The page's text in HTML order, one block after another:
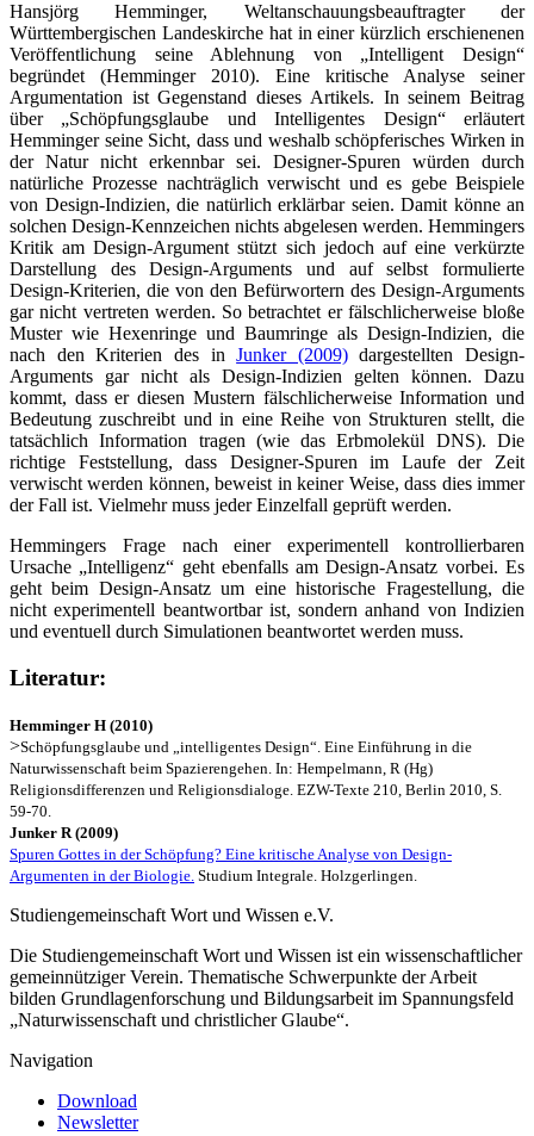
Hansjörg Hemminger, Weltanschauungsbeauftragter der
Württembergischen Landeskirche hat in einer kürzlich erschienenen
Veröffentlichung seine Ablehnung von „Intelligent Design“
begründet (Hemminger 2010). Eine kritische Analyse seiner
Argumentation ist Gegenstand dieses Artikels. In seinem Beitrag
über „Schöpfungsglaube und Intelligentes Design“ erläutert
Hemminger seine Sicht, dass und weshalb schöpferisches Wirken in
der Natur nicht erkennbar sei. Designer-Spuren würden durch
natürliche Prozesse nachträglich verwischt und es gebe Beispiele
von Design-Indizien, die natürlich erklärbar seien. Damit könne an
solchen Design-Kennzeichen nichts abgelesen werden. Hemmingers
Kritik am Design-Argument stützt sich jedoch auf eine verkürzte
Darstellung des Design-Arguments und auf selbst formulierte
Design-Kriterien, die von den Befürwortern des Design-Arguments
gar nicht vertreten werden. So betrachtet er fälschlicherweise bloße
Muster wie Hexenringe und Baumringe als Design-Indizien, die
nach den Kriterien des inJunker (2009)dargestellten Design-
Arguments gar nicht als Design-Indizien gelten können. Dazu
kommt, dass er diesen Mustern fälschlicherweise Information und
Bedeutung zuschreibt und in eine Reihe von Strukturen stellt, die
tatsächlich Information tragen (wie das Erbmolekül DNS). Die
richtige Feststellung, dass Designer-Spuren im Laufe der Zeit
verwischt werden können, beweist in keiner Weise, dass dies immer
der Fall ist. Vielmehr muss jeder Einzelfall geprüft werden.
Hemmingers Frage nach einer experimentell kontrollierbaren
Ursache „Intelligenz“ geht ebenfalls am Design-Ansatz vorbei. Es
geht beim Design-Ansatz um eine historische Fragestellung, die
nicht experimentell beantwortbar ist, sondern anhand von Indizien
und eventuell durch Simulationen beantwortet werden muss.
Literatur:
Hemminger H (2010)
>Schöpfungsglaube und „intelligentes Design“. Eine Einführung in die
Naturwissenschaft beim Spazierengehen. In: Hempelmann, R (Hg)
Religionsdifferenzen und Religionsdialoge. EZW-Texte 210, Berlin 2010, S.
59-70.
Junker R (2009)
Spuren Gottes in der Schöpfung? Eine kritische Analyse von Design-
Argumenten in der Biologie. Studium Integrale. Holzgerlingen.
Studiengemeinschaft Wort und Wissen e.V.
Die Studiengemeinschaft Wort und Wissen ist ein wissenschaftlicher
gemeinnütziger Verein. Thematische Schwerpunkte der Arbeit
bilden Grundlagenforschung und Bildungsarbeit im Spannungsfeld
„Naturwissenschaft und christlicher Glaube“.
Navigation
Download
Newsletter